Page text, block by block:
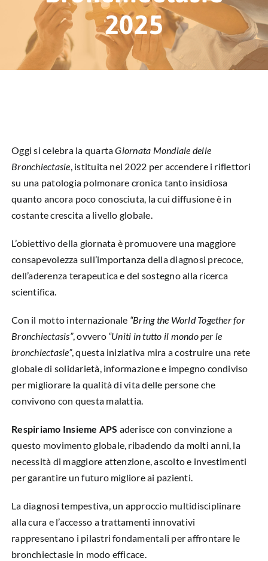
NEWS & EVENTI
CHI SIAMO
DIVENTA SOCIO
LIBRO SCRITTURE IN ROSA
2025
Oggi si celebra la quartaGiornata Mondiale delle
Bronchiectasie, istituita nel 2022 per accendere i riflettori
su una patologia polmonare cronica tanto insidiosa
quanto ancora poco conosciuta, la cui diffusione è in
costante crescita a livello globale.
L’obiettivo della giornata è promuovere una maggiore
consapevolezza sull’importanza della diagnosi precoce,
dell’aderenza terapeutica e del sostegno alla ricerca
scientifica.
Con il motto internazionale “Bring the World Together for
Bronchiectasis”, ovvero “Uniti in tutto il mondo per le
bronchiectasie”, questa iniziativa mira a costruire una rete
globale di solidarietà, informazione e impegno condiviso
per migliorare la qualità di vita delle persone che
convivono con questa malattia.
Respiriamo Insieme APS aderisce con convinzione a
questo movimento globale, ribadendo da molti anni, la
necessità di maggiore attenzione, ascolto e investimenti
per garantire un futuro migliore ai pazienti.
La diagnosi tempestiva, un approccio multidisciplinare
alla cura e l’accesso a trattamenti innovativi
rappresentano i pilastri fondamentali per affrontare le
bronchiectasie in modo efficace.